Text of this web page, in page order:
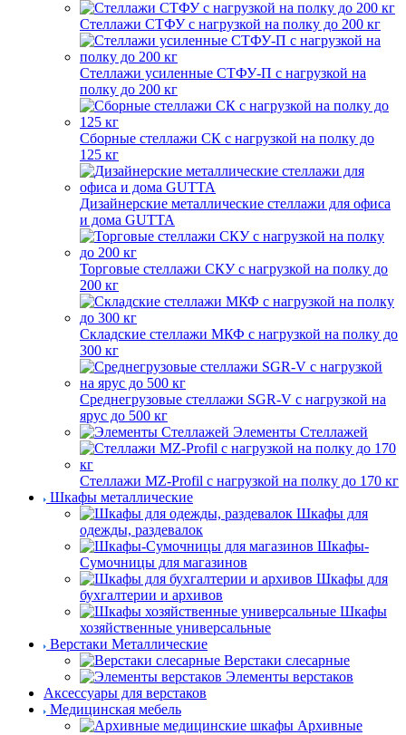
Стеллажи СТФУ с нагрузкой на полку до 200 кг
Стеллажи усиленные СТФУ-П с нагрузкой на
полку до 200 кг
Сборные стеллажи СК с нагрузкой на полку до
125 кг
Дизайнерские металлические стеллажи для офиса
и дома GUTTA
Торговые стеллажи СКУ с нагрузкой на полку до
200 кг
Складские стеллажи МКФ с нагрузкой на полку до
300 кг
Среднегрузовые стеллажи SGR-V с нагрузкой на
ярус до 500 кг
Элементы Стеллажей
Стеллажи MZ-Profil с нагрузкой на полку до 170 кг
Шкафы металлические
Шкафы для
одежды, раздевалок
Шкафы-
Сумочницы для магазинов
Шкафы для
бухгалтерии и архивов
Шкафы
хозяйственные универсальные
Верстаки Металлические
Верстаки слесарные
Элементы верстаков
Аксессуары для верстаков
Медицинская мебель
Архивные